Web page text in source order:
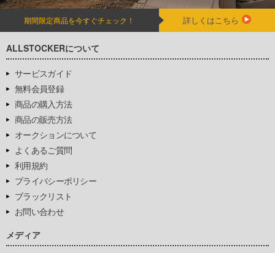
期間限定商品を今すぐチェック！ 詳しくはこちら
ALLSTOCKERについて
サービスガイド
無料会員登録
商品の購入方法
商品の販売方法
オークションについて
よくあるご質問
利用規約
プライバシーポリシー
ブラックリスト
お問い合わせ
メディア